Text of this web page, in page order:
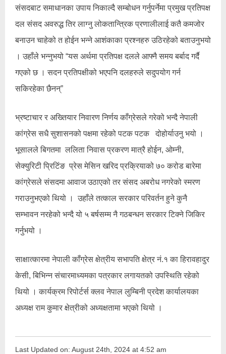
संसदबाट समाधानका उपाय निकाल्दै सम्बोधन गर्नुपर्नेमा प्रमुख प्रतिपक्ष
दल संसद अवरुद्ध तिर लाग्नु लोकतान्त्रिक प्रणालीलाई कतै कमजोर
बनाउन चाहेको त होईन भन्ने आशंकाका प्रश्नहरु उठिरहेको बताउनुभयो
। उहाँले भन्नुभयो “यस अर्थमा प्रतिपक्ष दलले आफ्नै समय बर्बाद गर्दै
गएको छ । सदन प्रतिपक्षीको भएपनि दलहरुले सदुपयोग गर्न
सकिरहेका छैनन्”
भ्रष्टाचार र अख्तियार निवारण निर्णय काँग्रेसले गरेको भन्दै नेपाली
कांग्रेस सधै सुशासनको पक्षमा रहेको पटक पटक दोहोर्याउनु भयो ।
भूसालले बिगतमा ललिता निवास प्रकरण मात्रै होईन, ओम्नी,
सेक्युरिटी प्रिटिंङ प्रेस मेसिन खरिद प्रक्रियाको ७० करोड बारेमा
कांग्रेसले संसदमा आवाज उठाएको तर संसद अबरोध नगरेको स्मरण
गराउनुभएको थियो । उहाँले तत्काल सरकार परिवर्तन हुने कुनै
सम्भावन नरहेको भन्दै यो ५ बर्षसम्म नै गठबन्धन सरकार टिक्ने जिकिर
गर्नुभयो ।
साक्षात्कारमा नेपाली काँग्रेस क्षेत्रीय सभापति क्षेत्र नं.१ का हिरावहादुर
केसी, बिभिन्न संचारमाध्यमका पत्रकार लगायतको उपस्थिति रहेको
थियो । कार्यक्रम रिपोर्टर्स क्लव नेपाल लुम्बिनी प्रदेश कार्यालयका
अध्यक्ष राम कुमार क्षेत्रीको अध्यक्षतामा भएको थियो ।
Last Updated on: August 24th, 2024 at 4:52 am